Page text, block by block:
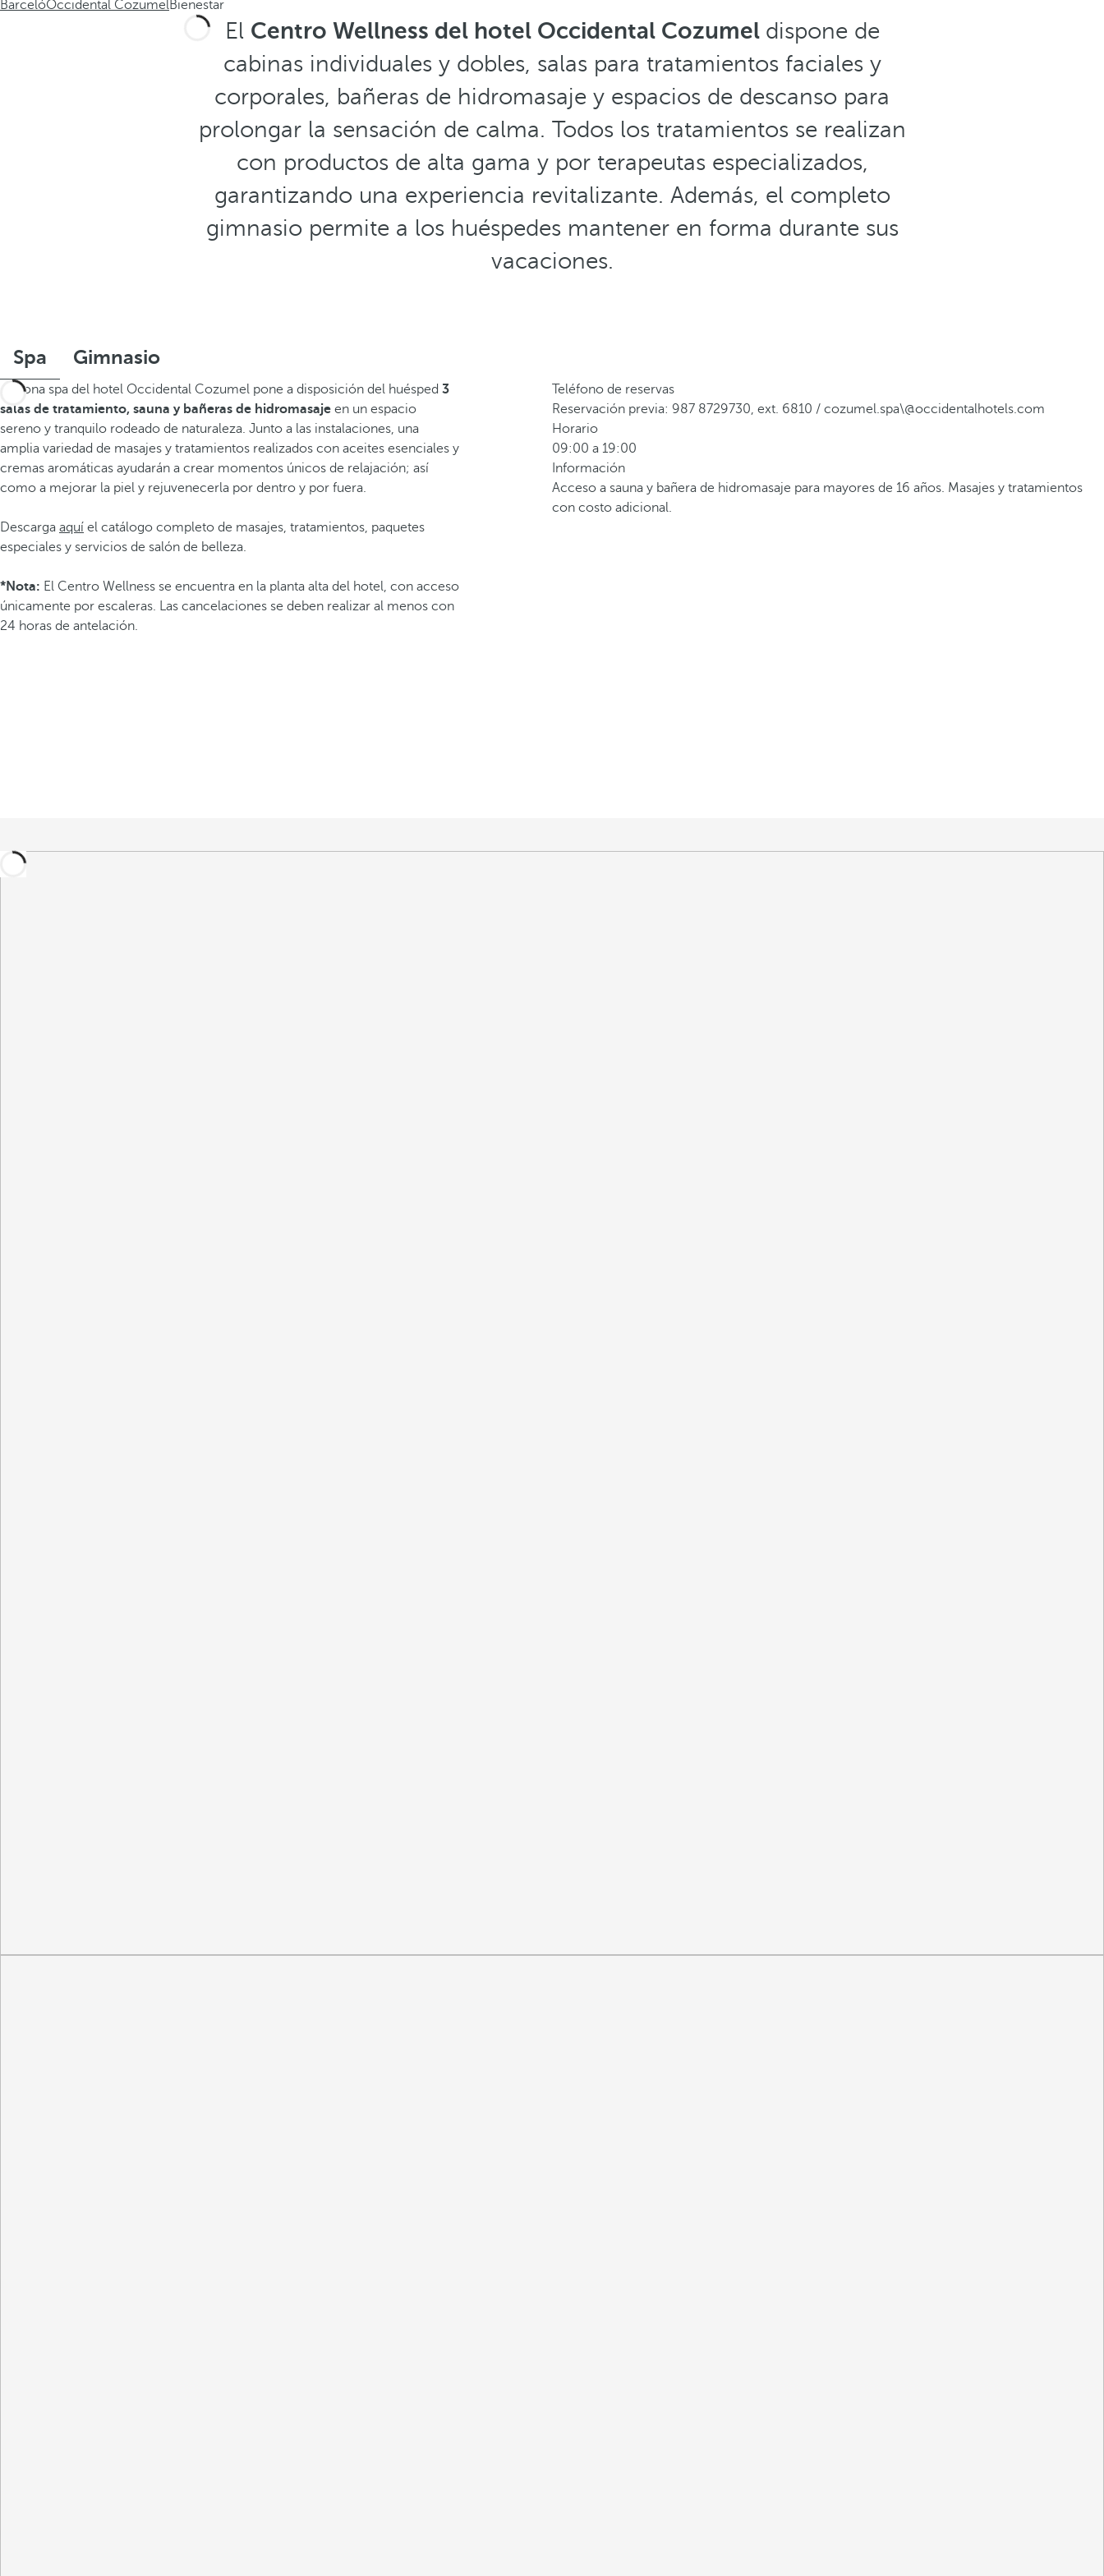
BarcelóOccidental CozumelBienestar
El Centro Wellness del hotel Occidental Cozumel dispone de
cabinas individuales y dobles, salas para tratamientos faciales y
corporales, bañeras de hidromasaje y espacios de descanso para
prolongar la sensación de calma. Todos los tratamientos se realizan
con productos de alta gama y por terapeutas especializados,
garantizando una experiencia revitalizante. Además, el completo
gimnasio permite a los huéspedes mantener en forma durante sus
vacaciones.
Spa Gimnasio
La zona spa del hotel Occidental Cozumel pone a disposición del huésped 3
salas de tratamiento, sauna y bañeras de hidromasaje en un espacio
sereno y tranquilo rodeado de naturaleza. Junto a las instalaciones, una
amplia variedad de masajes y tratamientos realizados con aceites esenciales y
cremas aromáticas ayudarán a crear momentos únicos de relajación; así
como a mejorar la piel y rejuvenecerla por dentro y por fuera.
Descarga aquí el catálogo completo de masajes, tratamientos, paquetes
especiales y servicios de salón de belleza.
*Nota: El Centro Wellness se encuentra en la planta alta del hotel, con acceso
únicamente por escaleras. Las cancelaciones se deben realizar al menos con
24 horas de antelación.
Teléfono de reservas
Reservación previa: 987 8729730, ext. 6810 / cozumel.spa\@occidentalhotels.com
Horario
09:00 a 19:00
Información
Acceso a sauna y bañera de hidromasaje para mayores de 16 años. Masajes y tratamientos
con costo adicional.